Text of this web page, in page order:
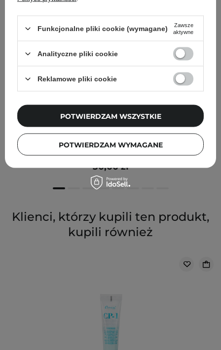
Paese - Kredka do Oczu Soft Eye Pencil - Dark
Chocolate - 1,5g
30,00 zł
Klienci, którzy kupili ten produkt,
kupili również
Funkcjonalne pliki cookie (wymagane)
Zawsze
aktywne
Analityczne pliki cookie
Reklamowe pliki cookie
POTWIERDZAM WYMAGANE
POTWIERDZAM WSZYSTKIE